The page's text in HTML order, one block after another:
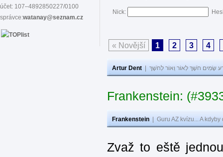
účet: 107–4892850227/0100
správce:watanay@seznam.cz
Nick:
« Novější 1 2 3 4
Artur Dent שָׂמִים חֹשֶׁךְ לְאוֹר וְאוֹר לְחֹשֶׁךְ
Frankenstein:
Frankenstein Guru AZ kvízu... A
Zvaž to eště